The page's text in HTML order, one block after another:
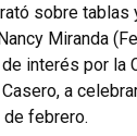
sobre tablas
Miranda
interés por la
a
de febrero.